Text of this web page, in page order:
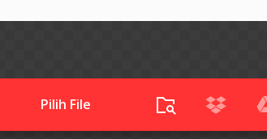
Pilih File